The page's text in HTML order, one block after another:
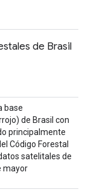
de Brasil
base
de Brasil con
principalmente
Código Forestal
satelitales de
mayor